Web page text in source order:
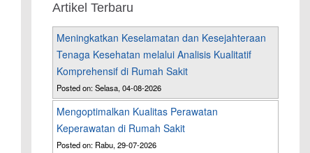
Artikel Terbaru
Meningkatkan Keselamatan dan Kesejahteraan
Tenaga Kesehatan melalui Analisis Kualitatif
Komprehensif di Rumah Sakit
Posted on: Selasa, 04-08-2026
Mengoptimalkan Kualitas Perawatan
Keperawatan di Rumah Sakit
Posted on: Rabu, 29-07-2026